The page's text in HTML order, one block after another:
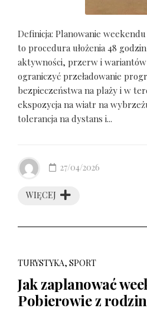
Definicja: Planowanie
to procedura ułożenia 48
aktywności, przerw i
ograniczyć przeładowanie
bezpieczeństwa na plaży i w
ekspozycja na wiatr na
tolerancja na dystans i...
WIĘCEJ
27/04/2026
TURYSTYKA, SPORT
Jak zaplanować
Pobierowie z